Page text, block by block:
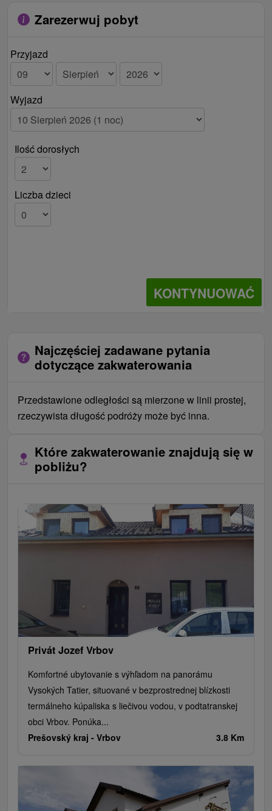
Zarezerwuj pobyt
Przyjazd
Wyjazd
Ilość dorosłych
Liczba dzieci
KONTYNUOWAĆ
Najczęściej zadawane pytania
dotyczące zakwaterowania
Przedstawione odległości są mierzone w linii prostej,
rzeczywista długość podróży może być inna.
Które zakwaterowanie znajdują się w
pobliżu?
Privát Jozef Vrbov
Komfortné ubytovanie s výhľadom na panorámu
Vysokých Tatier, situované v bezprostrednej blízkosti
termálneho kúpaliska s liečivou vodou, v podtatranskej
obci Vrbov. Ponúka...
Prešovský kraj - Vrbov 3.8 Km